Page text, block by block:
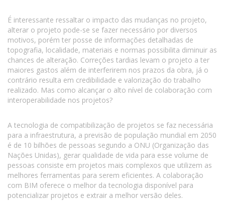
É interessante ressaltar o impacto das mudanças no projeto,
alterar o projeto pode-se se fazer necessário por diversos
motivos, porém ter posse de informações detalhadas de
topografia, localidade, materiais e normas possibilita diminuir as
chances de alteração. Correções tardias levam o projeto a ter
maiores gastos além de interferirem nos prazos da obra, já o
contrário resulta em credibilidade e valorização do trabalho
realizado. Mas como alcançar o alto nível de colaboração com
interoperabilidade nos projetos?
A tecnologia de compatibilização de projetos se faz necessária
para a infraestrutura, a previsão de população mundial em 2050
é de 10 bilhões de pessoas segundo a ONU (Organização das
Nações Unidas), gerar qualidade de vida para esse volume de
pessoas consiste em projetos mais complexos que utilizem as
melhores ferramentas para serem eficientes. A colaboração
com BIM oferece o melhor da tecnologia disponível para
potencializar projetos e extrair a melhor versão deles.